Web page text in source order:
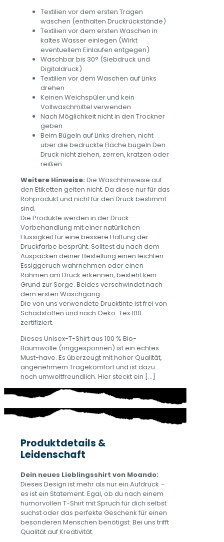
Textilien vor dem ersten Tragen
waschen (enthalten Druckrückstände)
Textilien vor dem ersten Waschen in
kaltes Wasser einlegen (Wirkt
eventuellem Einlaufen entgegen)
Waschbar bis 30° (Siebdruck und
Digitaldruck)
Textilien vor dem Waschen auf Links
drehen
Keinen Weichspüler und kein
Vollwaschmittel verwenden
Nach Möglichkeit nicht in den Trockner
geben
Beim Bügeln auf Links drehen, nicht
über die bedruckte Fläche bügeln Den
Druck nicht ziehen, zerren, kratzen oder
reißen
Weitere Hinweise: Die Waschhinweise auf
den Etiketten gelten nicht. Da diese nur für das
Rohprodukt und nicht für den Druck bestimmt
sind.
Die Produkte werden in der Druck-
Vorbehandlung mit einer natürlichen
Flüssigkeit für eine bessere Haftung der
Druckfarbe besprüht. Solltest du nach dem
Auspacken deiner Bestellung einen leichten
Essiggeruch wahrnehmen oder einen
Rahmen am Druck erkennen, besteht kein
Grund zur Sorge. Beides verschwindet nach
dem ersten Waschgang.
Die von uns verwendete Drucktinte ist frei von
Schadstoffen und nach Oeko-Tex 100
zertifiziert.
Dieses Unisex-T-Shirt aus 100 % Bio-
Baumwolle (ringgesponnen) ist ein echtes
Must-have. Es überzeugt mit hoher Qualität,
angenehmem Tragekomfort und ist dazu
noch umweltfreundlich. Hier steckt ein […]
Produktdetails &
Leidenschaft
Dein neues Lieblingsshirt von Moando:
Dieses Design ist mehr als nur ein Aufdruck –
es ist ein Statement. Egal, ob du nach einem
humorvollen T-Shirt mit Spruch für dich selbst
suchst oder das perfekte Geschenk für einen
besonderen Menschen benötigst: Bei uns trifft
Qualität auf Kreativität.